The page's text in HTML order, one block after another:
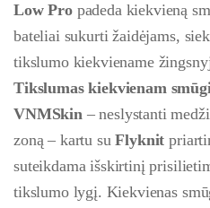
Low Propadeda kiekvieną
bateliai sukurti žaidėjams,
tikslumo kiekviename
Tikslumas kiekvienam
VNMSkin– neslystanti
zoną – kartu suFlyknit
suteikdama išskirtinį
tikslumo lygį. Kiekvienas